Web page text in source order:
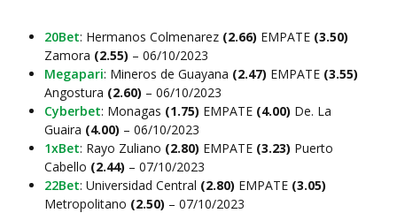
20Bet: Hermanos Colmenarez (2.66) EMPATE (3.50)
Zamora (2.55) – 06/10/2023
Megapari: Mineros de Guayana (2.47) EMPATE (3.55)
Angostura (2.60) – 06/10/2023
Cyberbet: Monagas (1.75) EMPATE (4.00) De. La
Guaira (4.00) – 06/10/2023
1xBet: Rayo Zuliano (2.80) EMPATE (3.23) Puerto
Cabello (2.44) – 07/10/2023
22Bet: Universidad Central (2.80) EMPATE (3.05)
Metropolitano (2.50) – 07/10/2023